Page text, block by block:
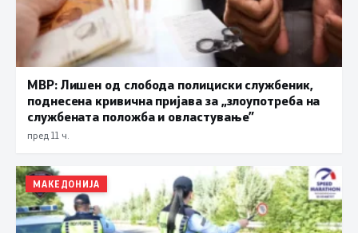
МВР: Лишен од слобода полициски службеник,
поднесена кривична пријава за „злоупотреба на
службената положба и овластување”
пред 11 ч.
МАКЕДОНИЈА